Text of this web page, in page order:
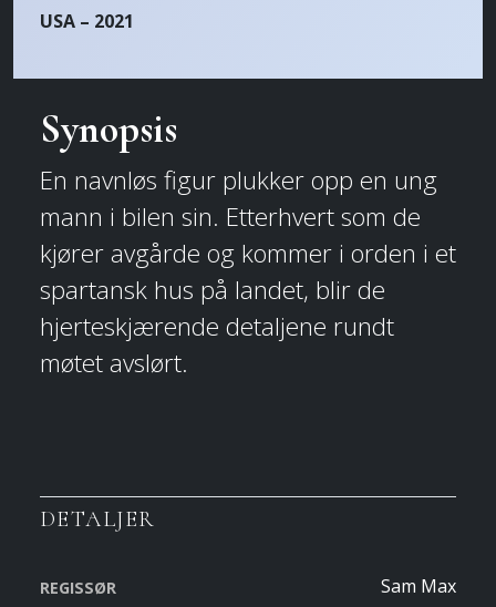
USA – 2021
Synopsis
En navnløs figur plukker opp en ung
mann i bilen sin. Etterhvert som de
kjører avgårde og kommer i orden i et
spartansk hus på landet, blir de
hjerteskjærende detaljene rundt
møtet avslørt.
DETALJER
REGISSØR Sam Max